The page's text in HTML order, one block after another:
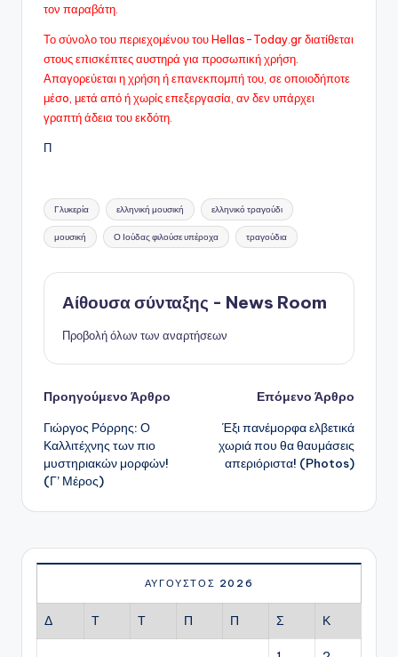
τον παραβάτη.
Το σύνολο του περιεχομένου του Hellas-Today.gr διατίθεται
στους επισκέπτες αυστηρά για προσωπική χρήση.
Απαγορεύεται η χρήση ή επανεκπομπή του, σε οποιοδήποτε
μέσo, μετά από ή χωρίς επεξεργασία, αν δεν υπάρχει
γραπτή άδεια του εκδότη.
Π
Ετικέτες:
Γλυκερία ελληνική μουσική ελληνικό τραγούδι
μουσική Ο Ιούδας φιλούσε υπέροχα τραγούδια
Αίθουσα σύνταξης - News Room
Προβολή όλων των αναρτήσεων
Πλοήγηση
δημοσιεύσεων
Προηγούμενο Άρθρο
Γιώργος Ρόρρης: Ο
Καλλιτέχνης των πιο
μυστηριακών μορφών!
(Γ’ Μέρος)
Επόμενο Άρθρο
Έξι πανέμορφα ελβετικά
χωριά που θα θαυμάσεις
απεριόριστα! (Photos)
ΑΎΓΟΥΣΤΟΣ 2026
Δ Τ Τ Π Π Σ Κ